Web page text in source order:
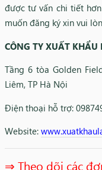
được tư vấn chi tiết
muốn đăng ký xin vui
CÔNG TY XUẤT
Tầng 6 tòa Golden
Liêm, TP Hà Nội
Điện thoại hỗ trợ:
Website:
⇒ Theo dõi các